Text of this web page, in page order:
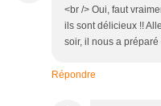
<br /> Oui, faut
ils sont délicieux !!
soir, il nous a
Répondre